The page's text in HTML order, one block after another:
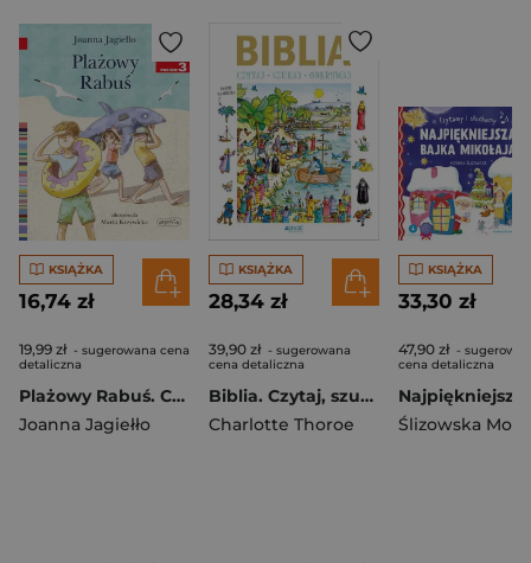
KSIĄŻKA
16,74 zł
19,99 zł - sugerowana cena
detaliczna
Plażowy Rabuś. Czytam sobie. Poziom 3
Joanna Jagiełło
KSIĄŻKA
28,34 zł
39,90 zł - sugerowana
cena detaliczna
Biblia. Czytaj, szukaj, odkrywaj
Charlotte Thoroe
KSIĄŻKA
33,30 zł
47,90 zł -
cena detaliczna
Ślizowska